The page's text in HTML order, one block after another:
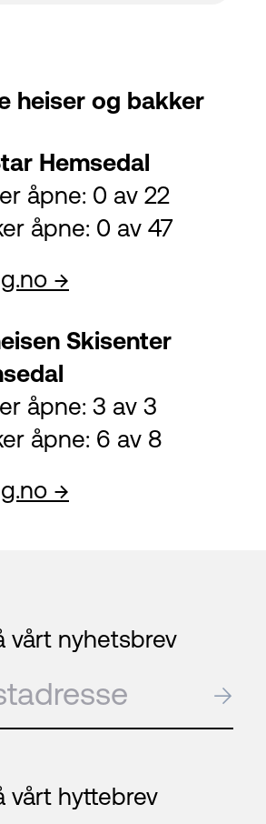
heiser og bakker
Hemsedal
åpne: 0 av 22
åpne: 0 av 47
→
Skisenter
åpne: 3 av 3
åpne: 6 av 8
→
vårt nyhetsbrev
→
vårt hyttebrev